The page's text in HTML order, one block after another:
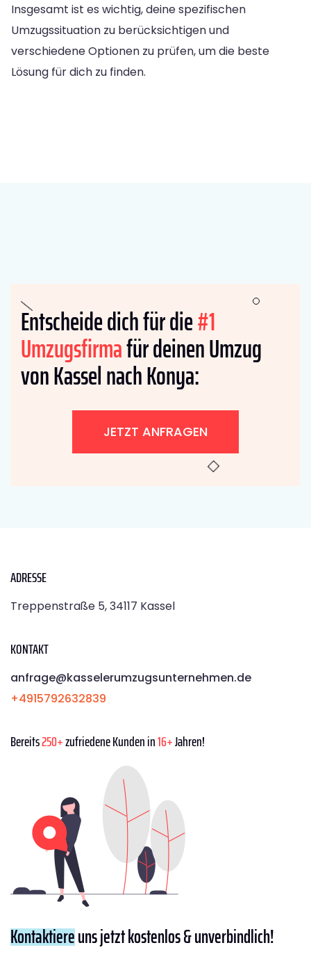
Insgesamt ist es wichtig, deine spezifischen
Umzugssituation zu berücksichtigen und
verschiedene Optionen zu prüfen, um die beste
Lösung für dich zu finden.
Entscheide dich für die#1
Umzugsfirmafür deinen Umzug
von Kassel nach Konya:
JETZT ANFRAGEN
ADRESSE
Treppenstraße 5, 34117 Kassel
KONTAKT
anfrage@kasselerumzugsunternehmen.de
+4915792632839
Bereits250+zufriedene Kunden in16+Jahren!
Kontaktiereuns jetzt kostenlos & unverbindlich!